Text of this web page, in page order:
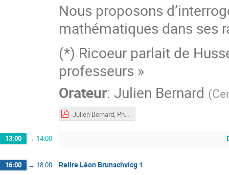
Nous proposons
mathématiques dans ses
(*) Ricoeur parlait de
professeurs »
Orateur: Julien Bernard (
Julien Bernard, Phénoménologie et philosophie des mathématiques.pdf
13:00 → 14:00
16:00 → 18:00 Relire Léon Brunschvicg 1